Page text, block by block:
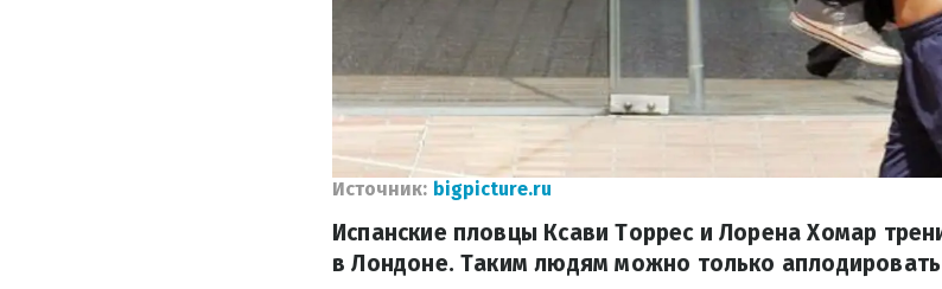
Источник: bigpicture.ru
Испанские пловцы Ксави Торрес и Лорена Хомар
в Лондоне. Таким людям можно только аплодировать